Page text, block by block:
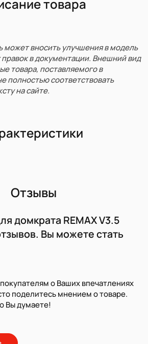
товара
может вносить улучшения в модель
в документации. Внешний вид
товара, поставляемого в
полностью соответствовать
на сайте.
Отзывы
домкрата REMAX V3.5
Вы можете стать
о Ваших впечатлениях
поделитесь мнением о товаре.
Вы думаете!